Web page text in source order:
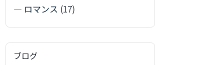
— ロマンス (17)
ブログ